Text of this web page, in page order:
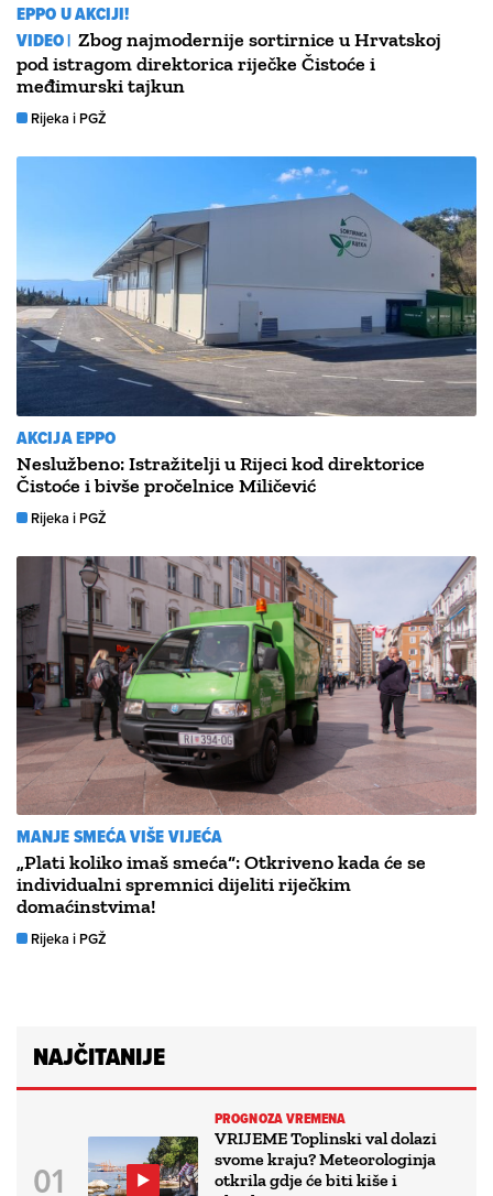
EPPO U AKCIJI!
VIDEO | Zbog najmodernije sortirnice u Hrvatskoj
pod istragom direktorica riječke Čistoće i
međimurski tajkun
Rijeka i PGŽ
AKCIJA EPPO
Neslužbeno: Istražitelji u Rijeci kod direktorice
Čistoće i bivše pročelnice Miličević
Rijeka i PGŽ
MANJE SMEĆA VIŠE VIJEĆA
„Plati koliko imaš smeća“: Otkriveno kada će se
individualni spremnici dijeliti riječkim
domaćinstvima!
Rijeka i PGŽ
NAJČITANIJE
PROGNOZA VREMENA
VRIJEME Toplinski val dolazi
svome kraju? Meteorologinja
otkrila gdje će biti kiše i